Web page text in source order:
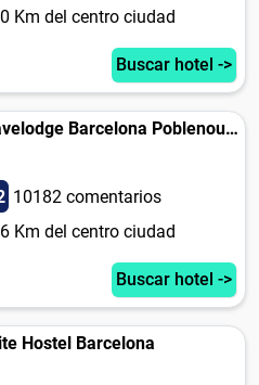
Km del centro ciudad
Buscar hotel ->
Travelodge Barcelona Poblenou Hotel
10182 comentarios
Km del centro ciudad
Buscar hotel ->
Hostel Barcelona